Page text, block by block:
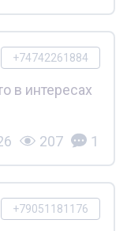
+74742261884
в интересах
207 1
+79051181176